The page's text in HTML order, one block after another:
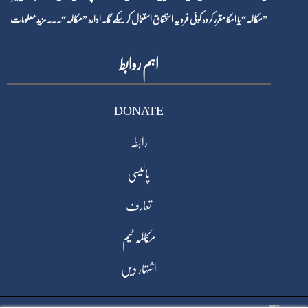
”مکالمہ“ یا اسکا مقرر کردہ کوئی فرد یہ استحقاق استعمال کر سکے گا۔ ادارہ ”مکالمہ“۔۔۔ مزید معلومات
اہم روابط
DONATE
رابطہ
پالیسی
تعارف
مکالمہ ٹیم
اشتہار دیں